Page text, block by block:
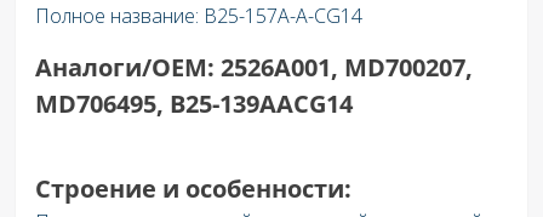
Полное название: B25-157A-A-CG14
Аналоги/OEM: 2526A001, MD700207,
MD706495, B25-139AACG14
Строение и особенности: